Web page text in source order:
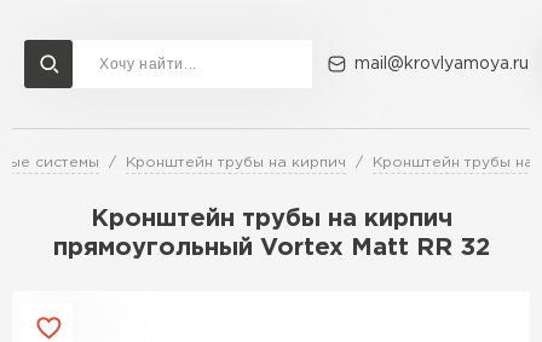
mail@krovlyamoya.ru
системы Кронштейн трубы на кирпич Кронштейн трубы на
Кронштейн трубы на кирпич
прямоугольный Vortex Matt RR 32
Сервисы расчета
Расчет штакетника для забора
Расчет водостока
Расчет фальцевой кровли
Доставка Контакты